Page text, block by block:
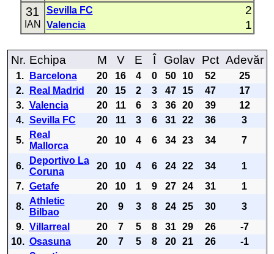
31
IAN
Sevilla FC 2
Valencia 1
Nr. Echipa M V E Î Golav Pct Adevăr
1. Barcelona 20 16 4 0 50 10 52
25
2.
Real Madrid 20 15 2 3 47 15 47
17
3. Valencia 20 11 6 3 36 20 39
12
4. Sevilla FC 20 11 3 6 31 22 36
3
5.
Real
Mallorca
20 10 4 6 34 23 34 7
6.
Deportivo La
Coruna
20 10 4 6 24 22 34
1
7. Getafe 20 10 1 9 27 24 31
1
8.
Athletic
Bilbao
20 9 3 8 24 25 30
3
9. Villarreal 20 7 5 8 31 29 26
-7
10. Osasuna 20 7 5 8 20 21 26
-1